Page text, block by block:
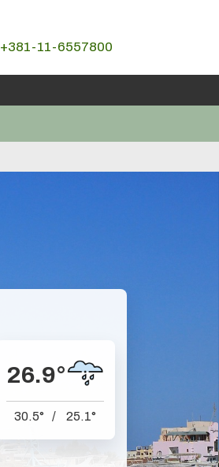
+381-11-6557800
26.9°
30.5° / 25.1°